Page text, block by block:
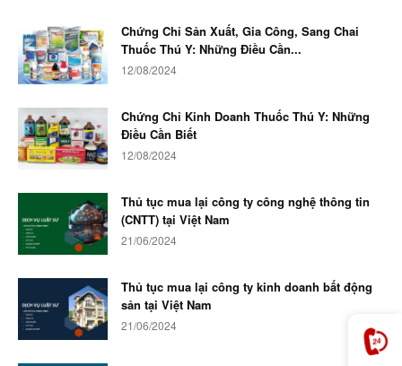
Chứng Chỉ Sản Xuất, Gia Công, Sang Chai
Thuốc Thú Y: Những Điều Cần...
12/08/2024
Chứng Chỉ Kinh Doanh Thuốc Thú Y: Những
Điều Cần Biết
12/08/2024
Thủ tục mua lại công ty công nghệ thông tin
(CNTT) tại Việt Nam
21/06/2024
Thủ tục mua lại công ty kinh doanh bất động
sản tại Việt Nam
21/06/2024